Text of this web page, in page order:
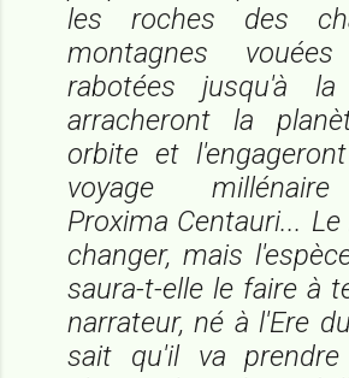
les roches des
montagnes
rabotées jusqu'à
arracheront la
orbite et
voyage
Proxima Centauri...
changer, mais
saura-t-elle le faire à
narrateur, né à l'Ere
sait qu'il va